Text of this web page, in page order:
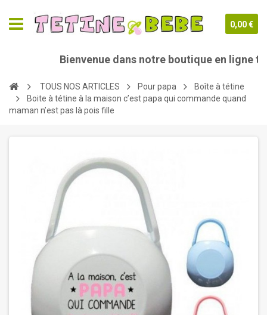
0,00 €
Bienvenue dans notre boutique en ligne
TOUS NOS ARTICLES Pour papa
Boîte à tétine
Boite à tétine à la maison c’est papa qui commande quand
maman n’est pas là pois fille